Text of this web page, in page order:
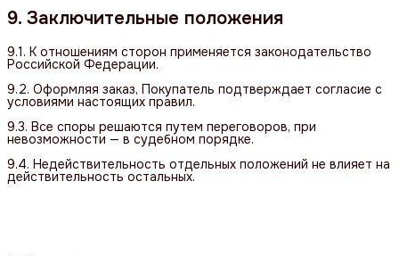
9. Заключительные положения
9.1. К отношениям сторон применяется законодательство
Российской Федерации.
9.2. Оформляя заказ, Покупатель подтверждает согласие с
условиями настоящих правил.
9.3. Все споры решаются путем переговоров, при
невозможности — в судебном порядке.
9.4. Недействительность отдельных положений не влияет на
действительность остальных.